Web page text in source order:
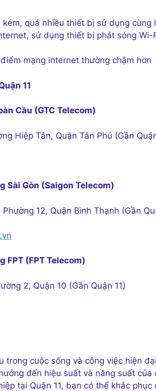
quá nhiều thiết bị sử dụng
sử dụng thiết bị phát sóng
mạng internet thường chậm hơn
11
Cầu (GTC Telecom)
Hiệp Tân, Quận Tân Phú (Gần
Sài Gòn (Saigon Telecom)
12, Quận Bình Thạnh (Gần
FPT (FPT Telecom)
2, Quận 10 (Gần Quận 11)
trong cuộc sống và công việc hiện
đến hiệu suất và năng suất
tại Quận 11, bạn có thể khắc